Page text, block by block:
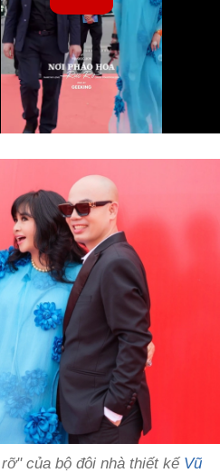
của bộ đôi nhà thiết kế Vũ